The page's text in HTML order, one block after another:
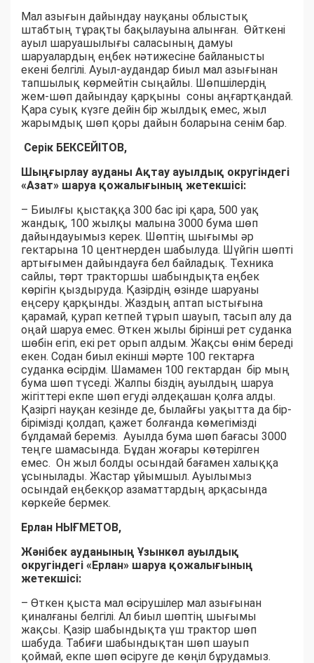
Мал азығын дайындау науқаны облыстық
штабтың тұрақты бақылауына алынған. Өйткені
ауыл шаруашылығы саласының дамуы
шаруалардың еңбек нәтижесіне байланысты
екені белгілі. Ауыл-аудандар биыл мал азығынан
тапшылық көрмейтін сыңайлы. Шөпшілердің
жем-шөп дайындау қарқыны соны аңғартқандай.
Қара суық күзге дейін бір жылдық емес, жыл
жарымдық шөп қоры дайын боларына сенім бар.
Серік БЕКСЕЙІТОВ,
Шыңғырлау ауданы Ақтау ауылдық округіндегі
«Азат» шаруа қожалығының жетекшісі:
– Биылғы қыстаққа 300 бас ірі қара, 500 уақ
жандық, 100 жылқы малына 3000 бума шөп
дайындауымыз керек. Шөптің шығымы әр
гектарына 10 центнерден шабылуда. Шүйгін шөпті
артығымен дайындауға бел байладық. Техника
сайлы, төрт тракторшы шабындықта еңбек
көрігін қыздыруда. Қазірдің өзінде шаруаны
еңсеру қарқынды. Жаздың аптап ыстығына
қарамай, қурап кетпей тұрып шауып, тасып алу да
оңай шаруа емес. Өткен жылы бірінші рет суданка
шөбін егіп, екі рет орып алдым. Жақсы өнім береді
екен. Содан биыл екінші мәрте 100 гектарға
суданка өсірдім. Шамамен 100 гектардан бір мың
бума шөп түседі. Жалпы біздің ауылдың шаруа
жігіттері екпе шөп егуді әлдеқашан қолға алды.
Қазіргі науқан кезінде де, былайғы уақытта да бір-
бірімізді қолдап, қажет болғанда көмегімізді
бұлдамай береміз. Ауылда бума шөп бағасы 3000
теңге шамасында. Бұдан жоғары көтерілген
емес. Он жыл болды осындай бағамен халыққа
ұсынылады. Жастар ұйымшыл. Ауылымыз
осындай еңбекқор азаматтардың арқасында
көркейе бермек.
Ерлан НЫҒМЕТОВ,
Жәнібек ауданының Ұзынкөл ауылдық
округіндегі «Ерлан» шаруа қожалығының
жетекшісі:
– Өткен қыста мал өсірушілер мал азығынан
қиналғаны белгілі. Ал биыл шөптің шығымы
жақсы. Қазір шабындықта үш трактор шөп
шабуда. Табиғи шабындықтан шөп шауып
қоймай, екпе шөп өсіруге де көңіл бұрудамыз.